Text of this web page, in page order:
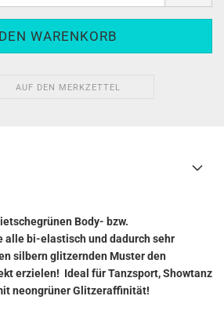
AUF DEN MERKZETTEL
Body- bzw.
alle bi-elastisch und dadurch sehr
silbern glitzernden Muster den
erzielen! Ideal für Tanzsport, Showtanz
neongrüner Glitzeraffinität!